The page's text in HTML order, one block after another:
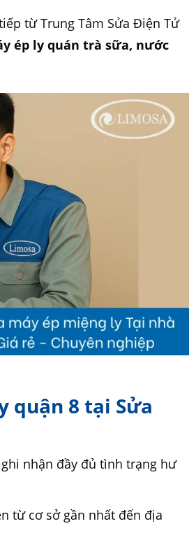
từ Trung Tâm Sửa Điện Tử
ép ly quán trà sữa, nước
quận 8 tại Sửa
nhận đầy đủ tình trạng hư
từ cơ sở gần nhất đến địa